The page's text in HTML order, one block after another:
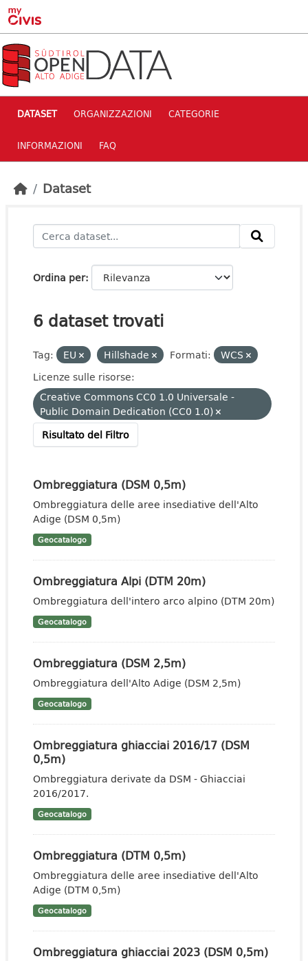
Skip to main content
DATASET ORGANIZZAZIONI CATEGORIE
INFORMAZIONI FAQ
Dataset
Ordina per
6 dataset trovati
Tag: EU Hillshade Formati:
WCS
Licenze sulle risorse:
Creative Commons CC0 1.0 Universale -
Public Domain Dedication (CC0 1.0)
Risultato del Filtro
Ombreggiatura (DSM 0,5m)
Ombreggiatura delle aree insediative dell'Alto
Adige (DSM 0,5m)
Geocatalogo
Ombreggiatura Alpi (DTM 20m)
Ombreggiatura dell'intero arco alpino (DTM 20m)
Geocatalogo
Ombreggiatura (DSM 2,5m)
Ombreggiatura dell'Alto Adige (DSM 2,5m)
Geocatalogo
Ombreggiatura ghiacciai 2016/17 (DSM
0,5m)
Ombreggiatura derivate da DSM - Ghiacciai
2016/2017.
Geocatalogo
Ombreggiatura (DTM 0,5m)
Ombreggiatura delle aree insediative dell'Alto
Adige (DTM 0,5m)
Geocatalogo
Ombreggiatura ghiacciai 2023 (DSM 0,5m)